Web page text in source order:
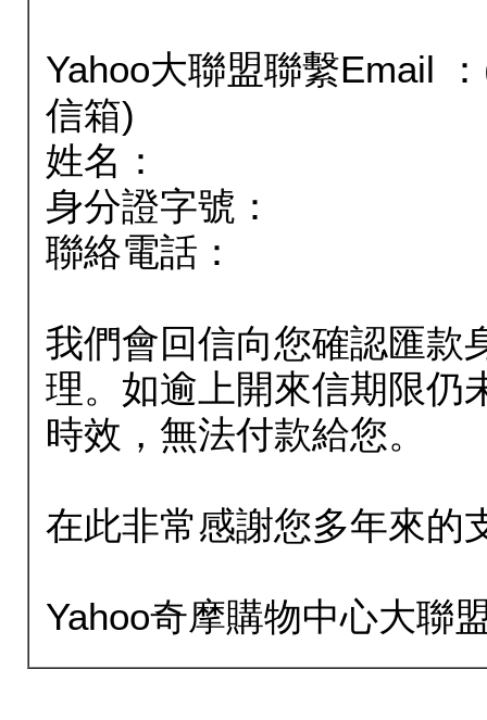
Yahoo大聯盟聯繫Email
信箱)
姓名：
身分證字號：
聯絡電話：
我們會回信向您確認匯款
理。如逾上開來信期限仍
時效，無法付款給您。
在此非常感謝您多年來的
Yahoo奇摩購物中心大